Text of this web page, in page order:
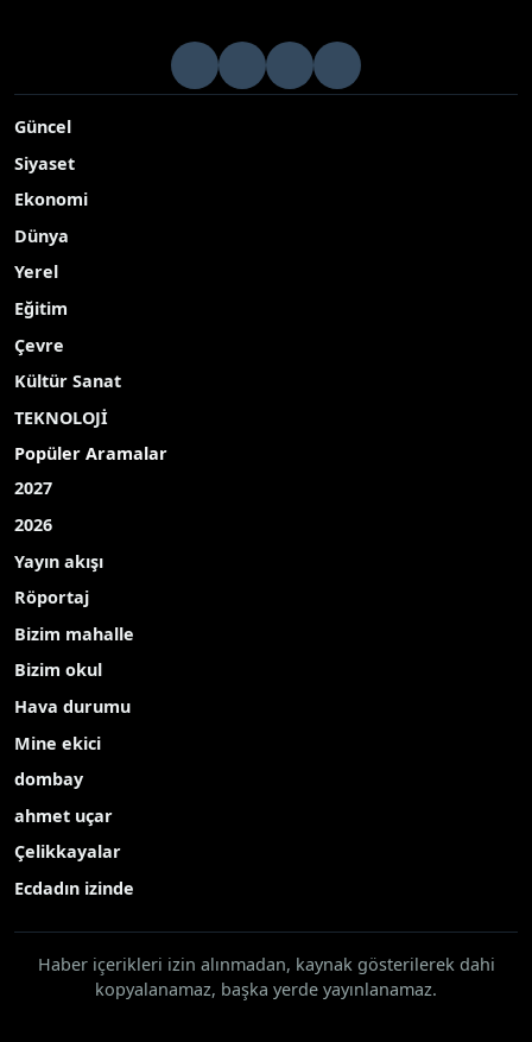
Güncel
Siyaset
Ekonomi
Dünya
Yerel
Eğitim
Çevre
Kültür Sanat
TEKNOLOJİ
Popüler Aramalar
2027
2026
Yayın akışı
Röportaj
Bizim mahalle
Bizim okul
Hava durumu
Mine ekici
dombay
ahmet uçar
Çelikkayalar
Ecdadın izinde
Haber içerikleri izin alınmadan, kaynak gösterilerek dahi
kopyalanamaz, başka yerde yayınlanamaz.